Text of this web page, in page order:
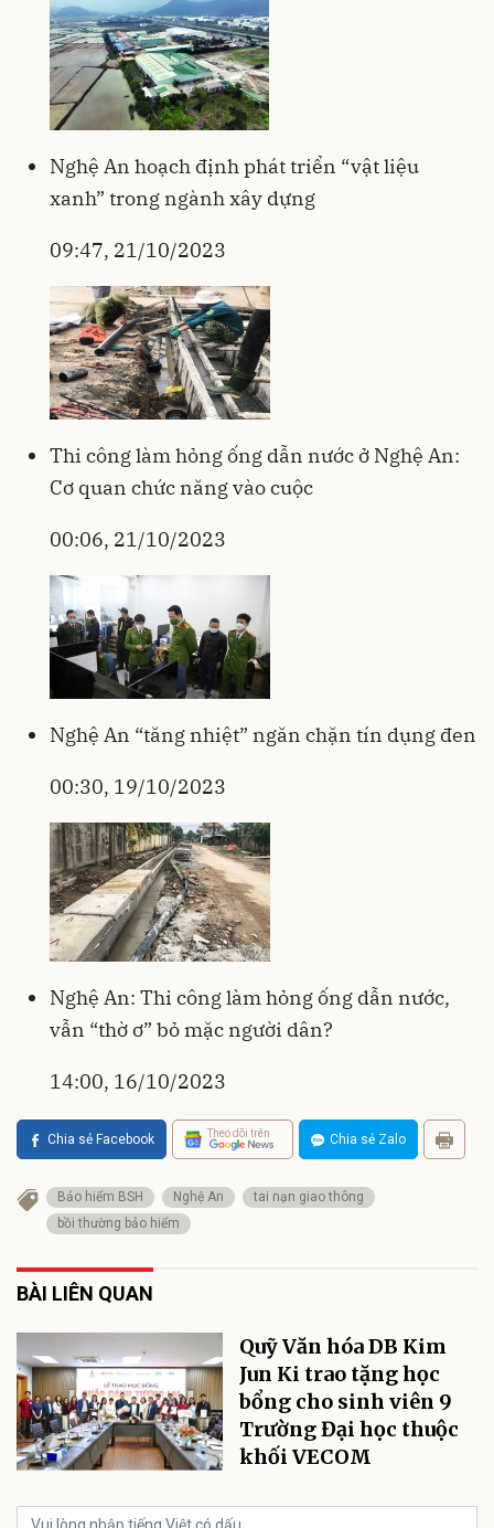
Nghệ An hoạch định phát triển “vật liệu
xanh” trong ngành xây dựng
09:47, 21/10/2023
Thi công làm hỏng ống dẫn nước ở Nghệ An:
Cơ quan chức năng vào cuộc
00:06, 21/10/2023
Nghệ An “tăng nhiệt” ngăn chặn tín dụng đen
00:30, 19/10/2023
Nghệ An: Thi công làm hỏng ống dẫn nước,
vẫn “thờ ơ” bỏ mặc người dân?
14:00, 16/10/2023
Chia sẻ Facebook Theo dõi trên Chia sẻ Zalo
Bảo hiểm BSH Nghệ An
tai nạn giao thông
bồi thường bảo hiểm
BÀI LIÊN QUAN
Quỹ Văn hóa DB Kim
Jun Ki trao tặng học
bổng cho sinh viên 9
Trường Đại học thuộc
khối VECOM